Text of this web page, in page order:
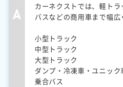
カーネクストでは、軽トラ
バスなどの商用車まで幅広
小型トラック
中型トラック
大型トラック
ダンプ・冷凍車・ユニック
乗合バス